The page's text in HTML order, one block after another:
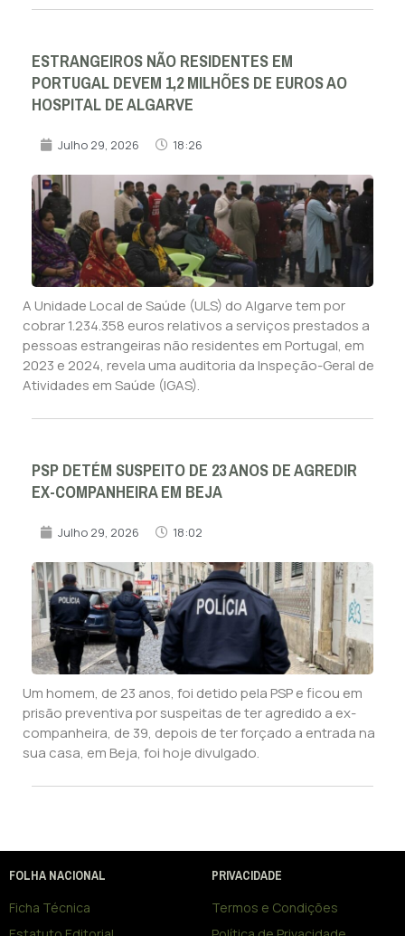
ESTRANGEIROS NÃO RESIDENTES EM
PORTUGAL DEVEM 1,2 MILHÕES DE EUROS AO
HOSPITAL DE ALGARVE
Julho 29, 2026 18:26
A Unidade Local de Saúde (ULS) do Algarve tem por
cobrar 1.234.358 euros relativos a serviços prestados a
pessoas estrangeiras não residentes em Portugal, em
2023 e 2024, revela uma auditoria da Inspeção-Geral de
Atividades em Saúde (IGAS).
PSP DETÉM SUSPEITO DE 23 ANOS DE AGREDIR
EX-COMPANHEIRA EM BEJA
Julho 29, 2026 18:02
Um homem, de 23 anos, foi detido pela PSP e ficou em
prisão preventiva por suspeitas de ter agredido a ex-
companheira, de 39, depois de ter forçado a entrada na
sua casa, em Beja, foi hoje divulgado.
FOLHA NACIONAL
Ficha Técnica
PRIVACIDADE
Termos e Condições